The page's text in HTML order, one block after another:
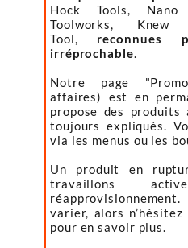
Hock Tools, Nano
Toolworks, Knew
Tool, reconnues
irréprochable.
Notre page
affaires) est en
propose des
toujours expliqués.
via les menus ou les
Un produit en
travaillons
varier, alors
pour en savoir plus.